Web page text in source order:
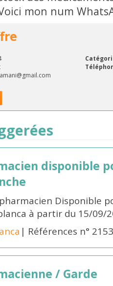
mon num
disponible
pharmacien Disponible
à partir du 15/09/
| Références n°
/ Garde